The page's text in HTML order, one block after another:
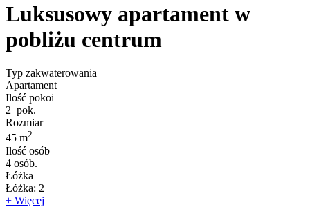
Luksusowy apartament w
pobliżu centrum
Typ zakwaterowania
Apartament
Ilość pokoi
2 pok.
Rozmiar
45 m2
Ilość osób
4 osób.
Łóżka
Łóżka: 2
+ Więcej